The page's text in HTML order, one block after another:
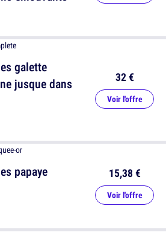
papaye
15,38 €
Voir l'offre
galette
jusque dans
32 €
Voir l'offre